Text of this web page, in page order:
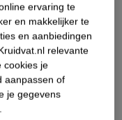
ervaring te
en makkelijker te
en aanbiedingen
relevante
cookies je
aanpassen of
je gegevens
.